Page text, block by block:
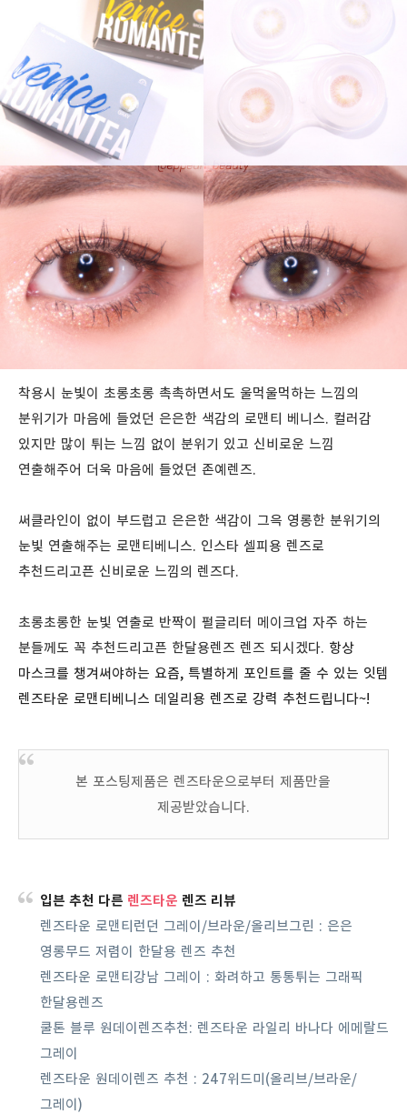
착용시 눈빛이 초롱초롱 촉촉하면서도 울먹울먹하는 느낌의
분위기가 마음에 들었던 은은한 색감의 로맨티 베니스. 컬러감
있지만 많이 튀는 느낌 없이 분위기 있고 신비로운 느낌
연출해주어 더욱 마음에 들었던 존예렌즈.
써클라인이 없이 부드럽고 은은한 색감이 그윽 영롱한 분위기의
눈빛 연출해주는 로맨티베니스. 인스타 셀피용 렌즈로
추천드리고픈 신비로운 느낌의 렌즈다.
초롱초롱한 눈빛 연출로 반짝이 펄글리터 메이크업 자주 하는
분들께도 꼭 추천드리고픈 한달용렌즈 렌즈 되시겠다. 항상
마스크를 챙겨써야하는 요즘, 특별하게 포인트를 줄 수 있는 잇템
렌즈타운 로맨티베니스 데일리용 렌즈로 강력 추천드립니다~!
본 포스팅제품은 렌즈타운으로부터 제품만을
제공받았습니다.
입븐 추천 다른 렌즈타운 렌즈 리뷰
렌즈타운 로맨티런던 그레이/브라운/올리브그린 : 은은
영롱무드 저렴이 한달용 렌즈 추천
렌즈타운 로맨티강남 그레이 : 화려하고 통통튀는 그래픽
한달용렌즈
쿨톤 블루 원데이렌즈추천: 렌즈타운 라일리 바나다 에메랄드
그레이
렌즈타운 원데이렌즈 추천 : 247위드미(올리브/브라운/
그레이)